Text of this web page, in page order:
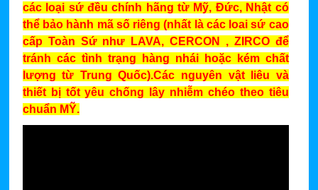
các loại sứ đều chính hãng từ Mỹ, Đức, Nhật có
thể bảo hành mã số riêng (nhất là các loai sứ cao
cấp Toàn Sứ như LAVA, CERCON , ZIRCO để
tránh các tình trạng hàng nhái hoặc kém chất
lượng từ Trung Quốc).Các nguyên vật liêu và
thiết bị tốt yêu chống lây nhiễm chéo theo tiêu
chuẩn MỸ.